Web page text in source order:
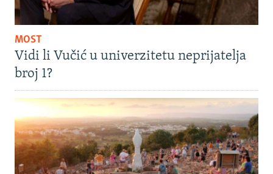
MOST
Vidi li Vučić u univerzitetu neprijatelja
broj 1?